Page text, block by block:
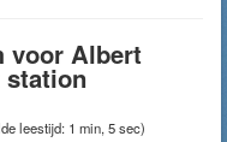
voor Albert
station
leestijd: 1 min, 5 sec)